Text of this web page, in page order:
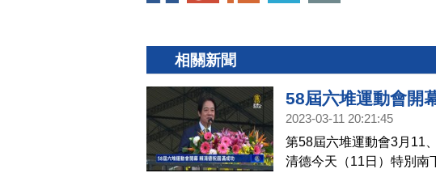
相關新聞
58屆六堆運動會開
2023-03-11 20:21:45
第58屆六堆運動會3月11
清德今天（11日）特別南